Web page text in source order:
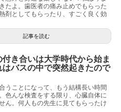
たよ。歯医者の痛み止めでもらった
剤としてもらったり、すごく良く効
記事を読む
き合いは大学時代から始ま
はバスの中で突然起きたので
うことになって、もう結構長い時間
色んな検査をする限り、心臓自体に
ん。何人もの先生に見てもらったけ